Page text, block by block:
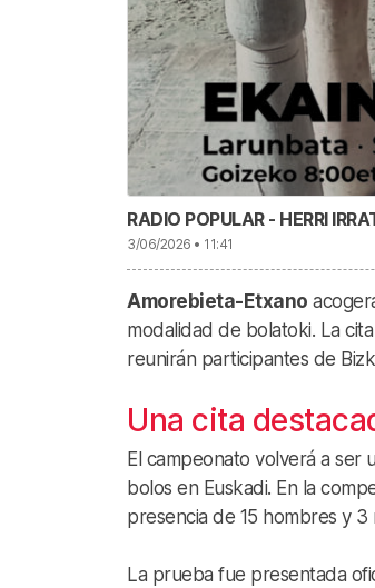
RADIO POPULAR - HERRI
3/06/2026 • 11:41
Amorebieta-Etxano
modalidad de bolatoki. La
reunirán participantes de
Una cita
El campeonato volverá a ser
bolos en Euskadi. En la
presencia de 15 hombres y
La prueba fue presentada